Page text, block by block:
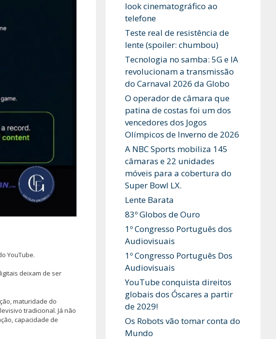
YouTube.
deixam de ser
maturidade do
tradicional. Já não
capacidade de
look cinematográfico ao
telefone
Teste real de resistência de
lente (spoiler: chumbou)
Tecnologia no samba: 5G e IA
revolucionam a transmissão
do Carnaval 2026 da Globo
O operador de câmara que
patina de costas foi um dos
vencedores dos Jogos
Olímpicos de Inverno de 2026
A NBC Sports mobiliza 145
câmaras e 22 unidades
móveis para a cobertura do
Super Bowl LX.
Lente Barata
83º Globos de Ouro
1º Congresso Português dos
Audiovisuais
1º Congresso Português Dos
Audiovisuais
YouTube conquista direitos
globais dos Óscares a partir
de 2029!
Os Robots vão tomar conta do
Mundo